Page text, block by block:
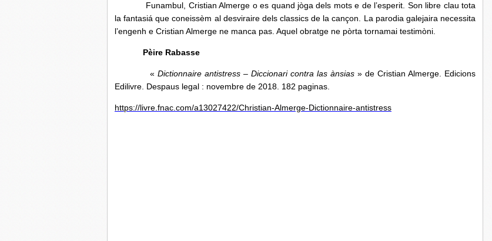
Funambul, Cristian Almerge o es quand jòga dels mots e de l’esperit. Son libre clau tota
la fantasiá que coneissèm al desviraire dels classics de la cançon. La parodia galejaira necessita
l’engenh e Cristian Almerge ne manca pas. Aquel obratge ne pòrta tornamai testimòni.
Pèire Rabasse
« Dictionnaire antistress – Diccionari contra las ànsias » de Cristian Almerge. Edicions
Edilivre. Despaus legal : novembre de 2018. 182 paginas.
https://livre.fnac.com/a13027422/Christian-Almerge-Dictionnaire-antistress